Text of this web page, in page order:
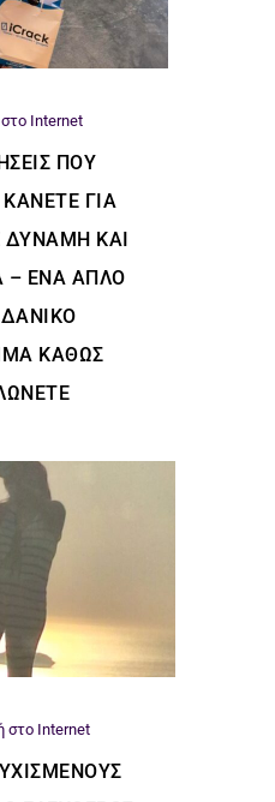
Internet
ΠΟΥ
ΓΙΑ
ΚΑΙ
– ΈΝΑ ΑΠΛΌ
ΚΑΘΏΣ
στο Internet